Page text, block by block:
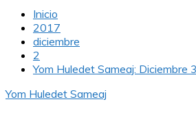
Inicio
2017
diciembre
2
Yom Huledet Sameaj: Diciembre
Yom Huledet Sameaj